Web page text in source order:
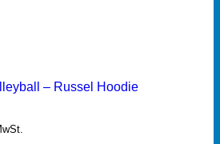
– Russel Hoodie